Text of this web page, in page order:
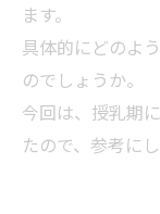
ます。
具体的にどのよ
のでしょうか。
今回は、授乳期
たので、参考に